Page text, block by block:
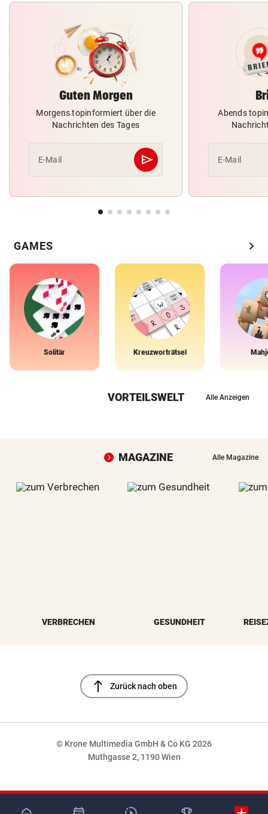
Guten Morgen
Morgens topinformiert über die
Nachrichten des Tages
E-Mail send
Abschicken
Abends
E-Mail
GAMES chevron_right
Solitär Kreuzworträtsel
VORTEILSWELT Alle Anzeigen
MAGAZINE Alle Magazine
VERBRECHEN GESUNDHEIT
north Zurück nach oben
© Krone Multimedia GmbH & Co KG 2026
Muthgasse 2, 1190 Wien
NaN%